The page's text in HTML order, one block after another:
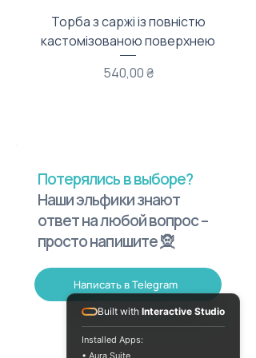
Торба з саржі із повністю
кастомізованою поверхнею
Цена
540,00 ₴
Потерялись в выборе?
Наши эльфики знают
ответ на любой вопрос –
просто напишите 🧝
Написать в Telegram
Built with Interactive Studio
Installed Apps:
• Aura Suite